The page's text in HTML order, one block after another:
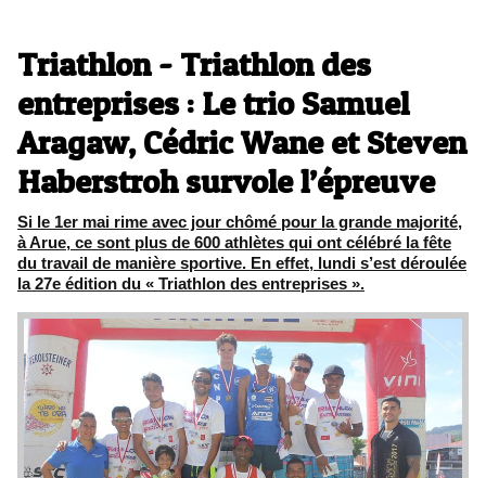
Triathlon - Triathlon des
entreprises : Le trio Samuel
Aragaw, Cédric Wane et Steven
Haberstroh survole l’épreuve
Si le 1er mai rime avec jour chômé pour la grande majorité,
à Arue, ce sont plus de 600 athlètes qui ont célébré la fête
du travail de manière sportive. En effet, lundi s’est déroulée
la 27e édition du « Triathlon des entreprises ».